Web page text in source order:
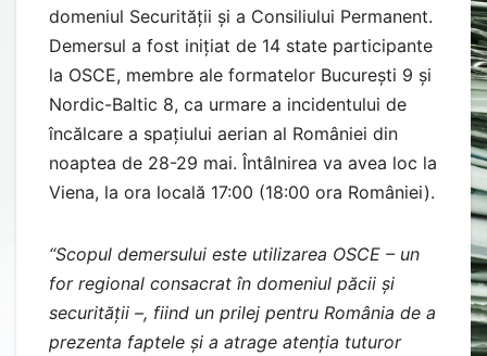
domeniul Securității și a Consiliului Permanent.
Demersul a fost inițiat de 14 state participante
la OSCE, membre ale formatelor București 9 și
Nordic-Baltic 8, ca urmare a incidentului de
încălcare a spațiului aerian al României din
noaptea de 28-29 mai. Întâlnirea va avea loc la
Viena, la ora locală 17:00 (18:00 ora României).
“Scopul demersului este utilizarea OSCE – un
for regional consacrat în domeniul păcii și
securității –, fiind un prilej pentru România de a
prezenta faptele și a atrage atenția tuturor